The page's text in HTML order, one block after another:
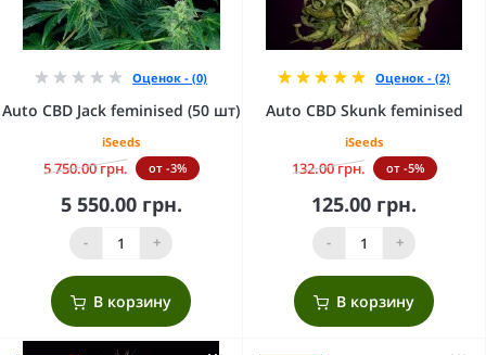
Оценок - (0)
Auto CBD Jack feminised (50 шт)
iSeeds
5 750.00 грн. от -3%
5 550.00 грн.
- +
В корзину
Оценок - (2)
Auto CBD Skunk feminised
iSeeds
132.00 грн. от -5%
125.00 грн.
- +
В корзину